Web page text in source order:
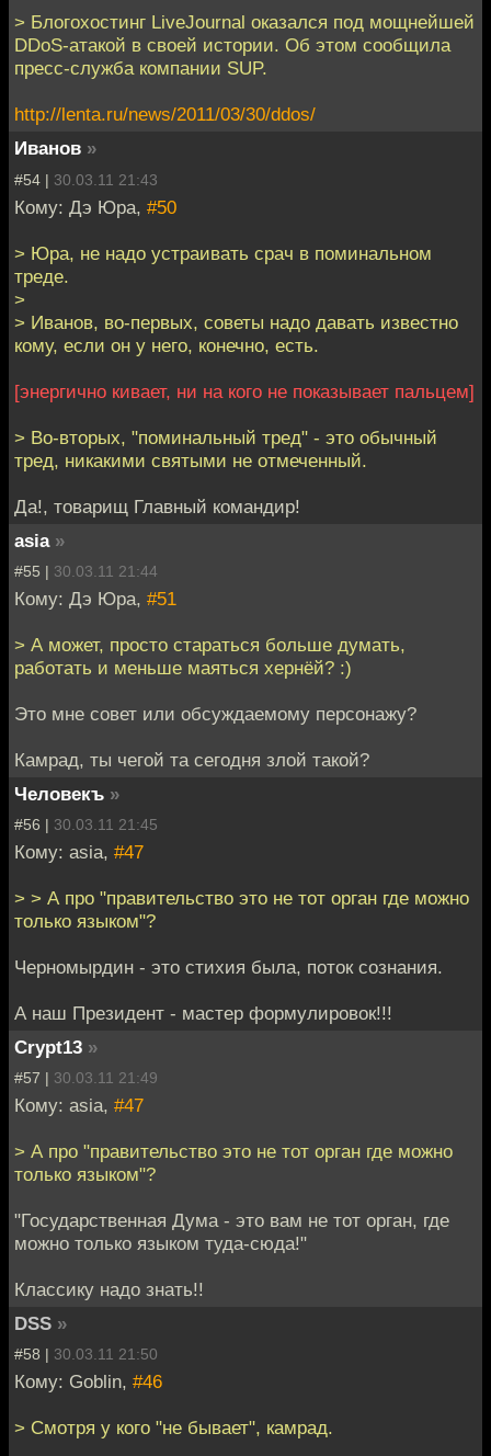
> Блогохостинг LiveJournal оказался под мощнейшей
DDoS-атакой в своей истории. Об этом сообщила
пресс-служба компании SUP.
http://lenta.ru/news/2011/03/30/ddos/
Иванов »
#54 | 30.03.11 21:43
Кому: Дэ Юра, #50
> Юра, не надо устраивать срач в поминальном
треде.
>
> Иванов, во-первых, советы надо давать известно
кому, если он у него, конечно, есть.
[энергично кивает, ни на кого не показывает пальцем]
> Во-вторых, "поминальный тред" - это обычный
тред, никакими святыми не отмеченный.
Да!, товарищ Главный командир!
asia »
#55 | 30.03.11 21:44
Кому: Дэ Юра, #51
> А может, просто стараться больше думать,
работать и меньше маяться хернёй? :)
Это мне совет или обсуждаемому персонажу?
Камрад, ты чегой та сегодня злой такой?
Человекъ »
#56 | 30.03.11 21:45
Кому: asia, #47
> > А про "правительство это не тот орган где можно
только языком"?
Черномырдин - это стихия была, поток сознания.
А наш Президент - мастер формулировок!!!
Crypt13 »
#57 | 30.03.11 21:49
Кому: asia, #47
> А про "правительство это не тот орган где можно
только языком"?
"Государственная Дума - это вам не тот орган, где
можно только языком туда-сюда!"
Классику надо знать!!
DSS »
#58 | 30.03.11 21:50
Кому: Goblin, #46
> Смотря у кого "не бывает", камрад.